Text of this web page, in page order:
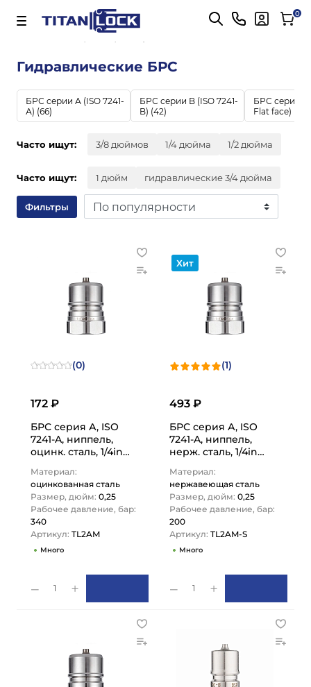
Важно! Для оплаты заказов Подробнее 0
Гидравлические БРС
БРС серии А (ISO 7241-
А) (66)
БРС серии B (ISO 7241-
B) (42)
БРС серии C
Flat face)
Часто ищут: 3/8 дюймов 1/4 дюйма 1/2 дюйма
Часто ищут: 1 дюйм гидравлические 3/4 дюйма
Фильтры
(0)
172 ₽
БРС серия А, ISO
7241-A, ниппель,
оцинк. сталь, 1/4in
Материал:
оцинкованная сталь
Размер, дюйм: 0,25
Рабочее давление, бар:
340
Артикул: TL2AM
Много
1
Хит
(1)
493 ₽
БРС серия А, ISO
7241-A, ниппель,
нерж. сталь, 1/4in
Материал:
нержавеющая сталь
Размер, дюйм: 0,25
Рабочее давление, бар:
200
Артикул: TL2AM-S
Много
1